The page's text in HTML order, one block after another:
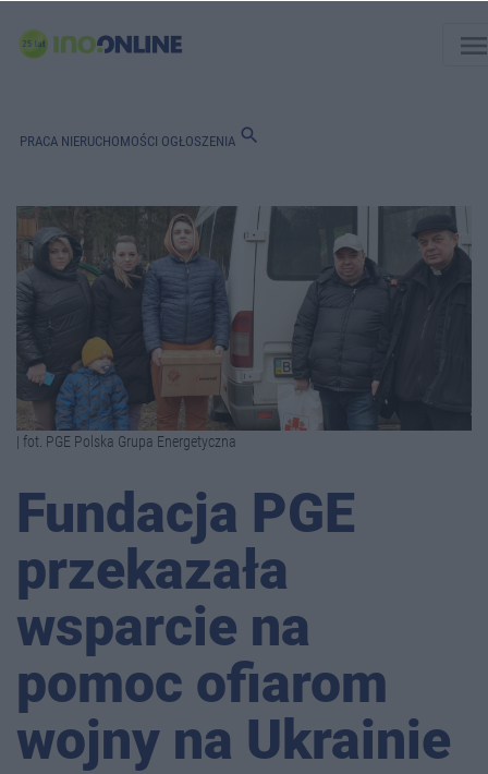
PRACA NIERUCHOMOŚCI OGŁOSZENIA search
| fot. PGE Polska Grupa Energetyczna
Fundacja PGE
przekazała
wsparcie na
pomoc ofiarom
wojny na Ukrainie